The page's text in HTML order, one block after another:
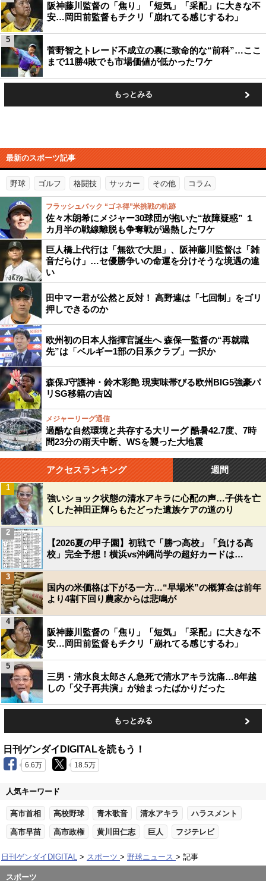
阪神藤川監督の「焦り」「短気」「采配」に大きな不
安…岡田前監督もチクリ「崩れてる感じするわ」
菅野智之トレード不成立の裏に致命的な“前科”…ここ
まで11勝4敗でも市場価値が低かったワケ
5
もっとみる
最新のスポーツ記事
野球 ゴルフ 格闘技 サッカー その他 コラム
フラッシュバック “ゴネ得”米挑戦の軌跡
佐々木朗希にメジャー30球団が抱いた“故障疑惑” １
カ月半の戦線離脱も争奪戦が過熱したワケ
巨人橋上代行は「無欲で大胆」、阪神藤川監督は「雑
音だらけ」…セ優勝争いの命運を分けそうな境遇の違
い
田中マー君が公然と反対！ 高野連は「七回制」をゴリ
押しできるのか
欧州初の日本人指揮官誕生へ 森保一監督の“再就職
先”は「ベルギー1部の日系クラブ」一択か
森保J守護神・鈴木彩艶 現実味帯びる欧州BIG5強豪パ
リSG移籍の吉凶
メジャーリーグ通信
過酷な自然環境と共存する大リーグ 酷暑42.7度、7時
間23分の雨天中断、WSを襲った大地震
アクセスランキング 週間
強いショック状態の清水アキラに心配の声…子供を亡
くした神田正輝らもたどった遺族ケアの道のり
1
【2026夏の甲子園】初戦で「勝つ高校」「負ける高
校」完全予想！横浜vs沖縄尚学の超好カードは…
2
国内の米価格は下がる一方…“早場米”の概算金は前年
より4割下回り農家からは悲鳴が
3
阪神藤川監督の「焦り」「短気」「采配」に大きな不
安…岡田前監督もチクリ「崩れてる感じするわ」
4
三男・清水良太郎さん急死で清水アキラ沈痛…8年越
しの「父子再共演」が始まったばかりだった
5
もっとみる
日刊ゲンダイDIGITALを読もう！
6.6万 18.5万
人気キーワード
高市首相 高校野球 青木歌音 清水アキラ ハラスメント
高市早苗 高市政権 黄川田仁志 巨人 フジテレビ
日刊ゲンダイDIGITAL スポーツ 野球ニュース 記事
スポーツ